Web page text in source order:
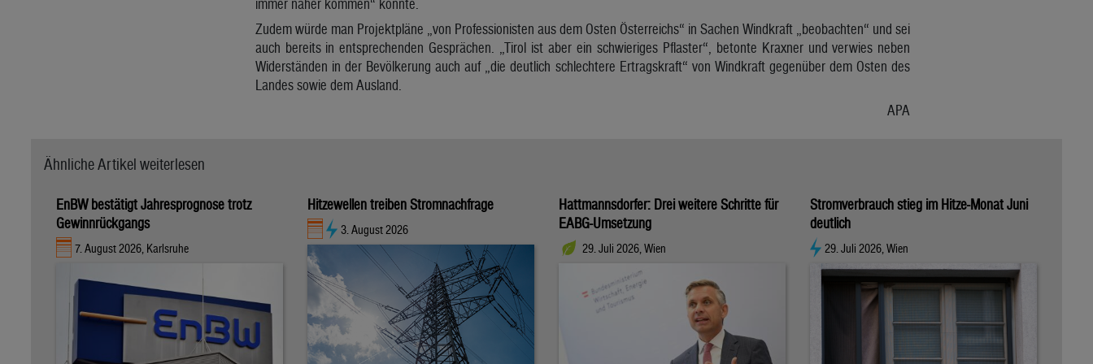
Zudem würde man Projektpläne „von Professionisten aus dem Osten Österreichs“ in Sachen Windkraft „beobachten“ und sei
auch bereits in entsprechenden Gesprächen. „Tirol ist aber ein schwieriges Pflaster“, betonte Kraxner und verwies neben
Widerständen in der Bevölkerung auch auf „die deutlich schlechtere Ertragskraft“ von Windkraft gegenüber dem Osten des
Landes sowie dem Ausland.
APA
Ähnliche Artikel weiterlesen
EnBW bestätigt Jahresprognose trotz
Gewinnrückgangs
7. August 2026, Karlsruhe
Hitzewellen treiben Stromnachfrage
3. August 2026
Hattmannsdorfer: Drei weitere Schritte für
EABG-Umsetzung
29. Juli 2026, Wien
Stromverbrauch stieg im Hitze-Monat Juni
deutlich
29. Juli 2026, Wien